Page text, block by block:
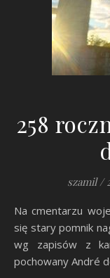
258
szamil /
Na cmentarzu wojennym nr 274 w Przyborowie znajduje
się stary pomnik
wg zapisów z
pochowany André